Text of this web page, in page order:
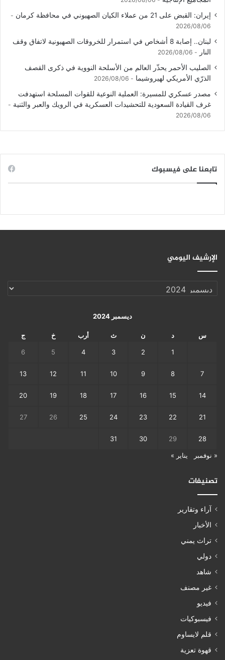
إيران: القبض على 21 من عملاء الكيان الصهيوني في محافظة كرمان
2026/08/06
لبنان.. إصابة 8 أشخاص في استمرار للخروقات الصهيونية لاتفاق وقف
النار
2026/08/06
الصليب الأحمر يحذّر العالم من الأسلحة النووية في ذكرى القصف
الذرّي الأمريكي لهيروشيما
2026/08/06
مصدر عسكري للمسيرة: العملية النوعية للقوات المسلحة استهدفت
غرف القيادة السعودية للتحشيدات العسكرية في الرويك والعبر والثنية
2026/08/06
تابعنا على فيسبوك
الإرشيف اليومي
ديسمبر 2024
س د ن ث أرب خ ج
1
2
3
4
5
6
7
8
9
10
11
12
13
14
15
16
17
18
19
20
21
22
23
24
25
26
27
28
29
30
31
« نوفمبر يناير »
تصنيفات
آراء وتقارير
الأخبار
تراث يمني
دولي
شاهد
غير مصنف
فيديو
فيسبوكيات
قلم لايساوم
قهوة تعزية